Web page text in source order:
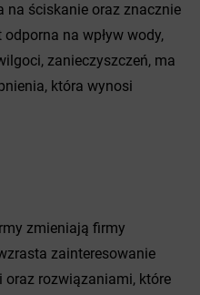
na ściskanie oraz znacznie
na wpływ wody,
zanieczyszczeń, ma
która wynosi
zmieniają firmy
zainteresowanie
rozwiązaniami, które